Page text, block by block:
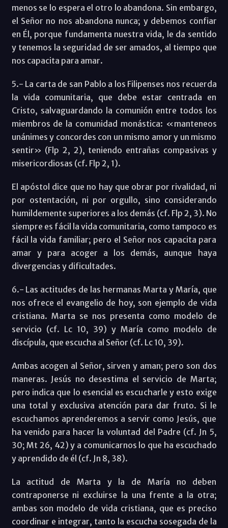
menos se lo espera el otro lo abandona. Sin embargo,
el Señor no nos abandona nunca; y debemos confiar
en Él, porque fundamenta nuestra vida, le da sentido
y tenemos la seguridad de ser amados, al tiempo que
nos capacita para amar.
5.- La carta de san Pablo a los Filipenses nos recuerda
la vida comunitaria, que debe estar centrada en
Cristo, salvaguardando la comunión entre todos los
miembros de la comunidad monástica: «manteneos
unánimes y concordes con un mismo amor y un mismo
sentir» (Flp 2, 2), teniendo entrañas compasivas y
misericordiosas (cf. Flp 2, 1).
El apóstol dice que no hay que obrar por rivalidad, ni
por ostentación, ni por orgullo, sino considerando
humildemente superiores a los demás (cf. Flp 2, 3). No
siempre es fácil la vida comunitaria, como tampoco es
fácil la vida familiar; pero el Señor nos capacita para
amar y para acoger a los demás, aunque haya
divergencias y dificultades.
6.- Las actitudes de las hermanas Marta y María, que
nos ofrece el evangelio de hoy, son ejemplo de vida
cristiana. Marta se nos presenta como modelo de
servicio (cf. Lc 10, 39) y María como modelo de
discípula, que escucha al Señor (cf. Lc 10, 39).
Ambas acogen al Señor, sirven y aman; pero son dos
maneras. Jesús no desestima el servicio de Marta;
pero indica que lo esencial es escucharle y esto exige
una total y exclusiva atención para dar fruto. Si le
escuchamos aprenderemos a servir como Jesús, que
ha venido para hacer la voluntad del Padre (cf. Jn 5,
30; Mt 26, 42) y a comunicarnos lo que ha escuchado
y aprendido de él (cf. Jn 8, 38).
La actitud de Marta y la de María no deben
contraponerse ni excluirse la una frente a la otra;
ambas son modelo de vida cristiana, que es preciso
coordinar e integrar, tanto la escucha sosegada de la